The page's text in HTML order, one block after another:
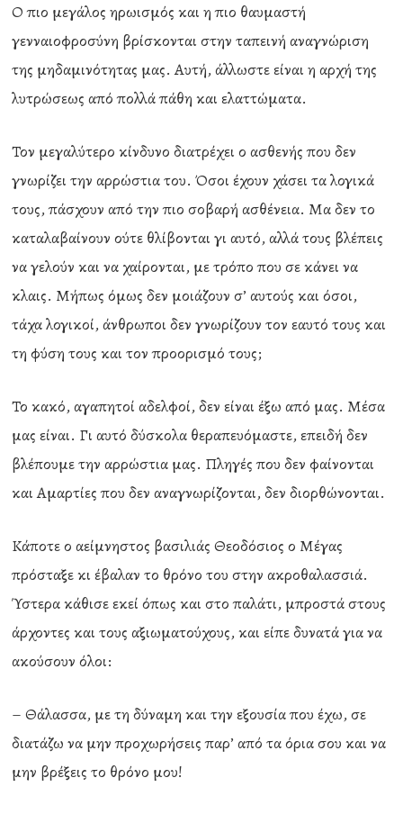
Ο πιο μεγάλος ηρωισμός και η πιο θαυμαστή
γενναιοφροσύνη βρίσκονται στην ταπεινή αναγνώριση
της μηδαμινότητας μας. Αυτή, άλλωστε είναι η αρχή της
λυτρώσεως από πολλά πάθη και ελαττώματα.
Τον μεγαλύτερο κίνδυνο διατρέχει ο ασθενής που δεν
γνωρίζει την αρρώστια του. Όσοι έχουν χάσει τα λογικά
τους, πάσχουν από την πιο σοβαρή ασθένεια. Μα δεν το
καταλαβαίνουν ούτε θλίβονται γι αυτό, αλλά τους βλέπεις
να γελούν και να χαίρονται, με τρόπο που σε κάνει να
κλαις. Μήπως όμως δεν μοιάζουν σ’ αυτούς και όσοι,
τάχα λογικοί, άνθρωποι δεν γνωρίζουν τον εαυτό τους και
τη φύση τους και τον προορισμό τους;
Το κακό, αγαπητοί αδελφοί, δεν είναι έξω από μας. Μέσα
μας είναι. Γι αυτό δύσκολα θεραπευόμαστε, επειδή δεν
βλέπουμε την αρρώστια μας. Πληγές που δεν φαίνονται
και Αμαρτίες που δεν αναγνωρίζονται, δεν διορθώνονται.
Κάποτε ο αείμνηστος βασιλιάς Θεοδόσιος ο Μέγας
πρόσταξε κι έβαλαν το θρόνο του στην ακροθαλασσιά.
Ύστερα κάθισε εκεί όπως και στο παλάτι, μπροστά στους
άρχοντες και τους αξιωματούχους, και είπε δυνατά για να
ακούσουν όλοι:
– Θάλασσα, με τη δύναμη και την εξουσία που έχω, σε
διατάζω να μην προχωρήσεις παρ’ από τα όρια σου και να
μην βρέξεις το θρόνο μου!